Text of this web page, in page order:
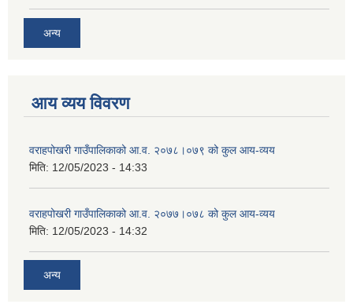
अन्य
आय व्यय विवरण
वराहपोखरी गाउँपालिकाको आ.व. २०७८।०७९ को कुल आय-व्यय
मिति: 12/05/2023 - 14:33
वराहपोखरी गाउँपालिकाको आ.व. २०७७।०७८ को कुल आय-व्यय
मिति: 12/05/2023 - 14:32
अन्य